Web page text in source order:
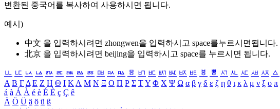
변환된 중국어를 복사하여 사용하시면 됩니다.
예시)
中文 을 입력하시려면 zhongwen을 입력하시고 space를누르시면됩니다.
北京 을 입력하시려면 beijing을 입력하시고 space를 누르시면 됩니다.
ㅥ ㅦ ㅧ ㅨ ㅩ ㅪ ㅫ ㅬ ㅭ ㅮ ㅯ ㅰ ㅱ ㅲ ㅳ ㅴ ㅵ ㅶ ㅷ ㅸ ㅹ ㅺ ㅻ ㅼ ㅽ ㅾ ㅿ
Α Β ΓΔ Ε Ζ Η Θ Ι ΚΛ Μ Ν Ξ Ο Π Ρ Σ ΤΥ Φ Χ Ψ Ω α β γ δ ε ζ η θ ι κ λ μ ν ξ ο π
á à Á À é è É È ç Ç ê
Ä Ö Ü ä ö ü ß